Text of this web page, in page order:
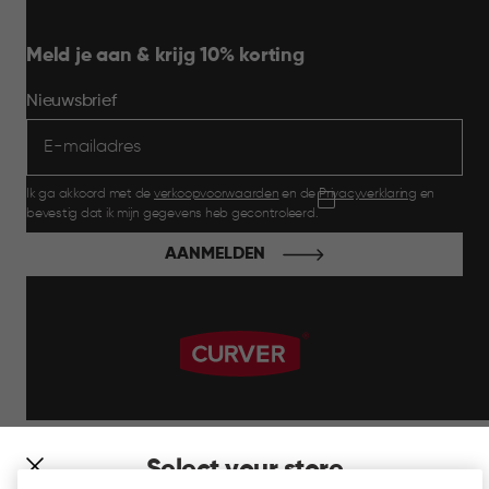
Select your store
Meld je aan & krijg 10% korting
Nieuwsbrief
Ik ga akkoord met de verkoopvoorwaarden en dePrivacyverklaring en
bevestig dat ik mijn gegevens heb gecontroleerd.
AANMELDEN